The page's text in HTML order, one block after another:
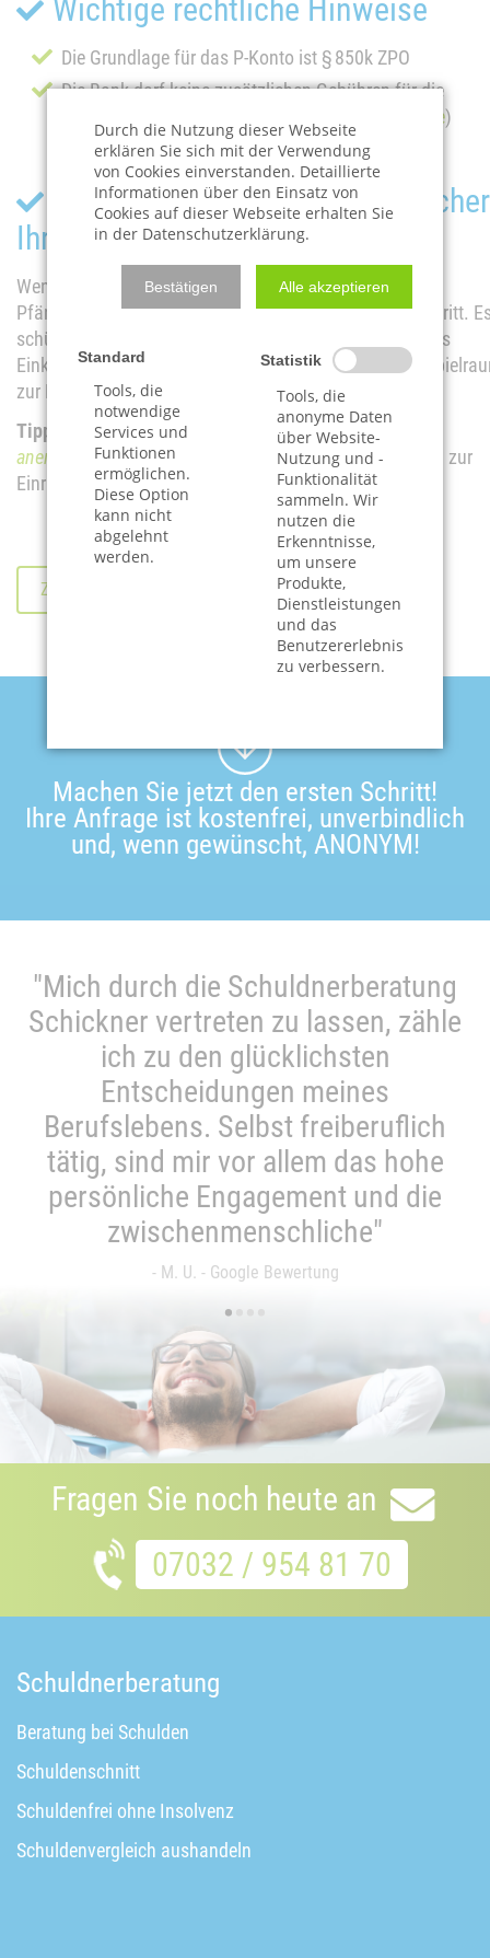
Wichtige rechtliche Hinweise
Die Grundlage für das P-Konto ist § 850k ZPO
Die Bank darf keine zusätzlichen Gebühren für die
Verbraucherzentrale)
Ein Pfändungsschutzkonto
Ihre Existenz
Wenn Sie von einer Pfändung betroffen sind, ist das
Pfändungsschutzkonto oft der erste und wichtigste Schritt.
schützt Sie zuverlässig vor dem kompletten Verlust Ihres
Einkommens und gibt Ihnen den nötigen finanziellen
zur Bewältigung des Alltags.
Tipp:
Vereinbaren Sie frühzeitig einen Termin mit einer
anerkannten Schuldnerberatungsstelle, wenn Sie Fragen zur
Einrichtung oder zu Freibeträgen haben.
ZURÜCK
Machen Sie jetzt den ersten Schritt!
Ihre Anfrage ist kostenfrei, unverbindlich
und, wenn gewünscht, ANONYM!
"Mich durch die Schuldnerberatung
Schickner vertreten zu lassen, zähle
ich zu den glücklichsten
Entscheidungen meines
Berufslebens. Selbst freiberuflich
tätig, sind mir vor allem das hohe
persönliche Engagement und die
zwischenmenschliche"
- M. U. - Google Bewertung
••••
Fragen Sie noch heute an
07032 / 954 81 70
Schuldnerberatung
Beratung bei Schulden
Schuldenschnitt
Schuldenfrei ohne Insolvenz
Schuldenvergleich aushandeln
Durch die Nutzung dieser Webseite
erklären Sie sich mit der Verwendung
von Cookies einverstanden. Detaillierte
Informationen über den Einsatz von
Cookies auf dieser Webseite erhalten Sie
in der Datenschutzerklärung.
Bestätigen Alle akzeptieren
Standard
Tools, die
notwendige
Services und
Funktionen
ermöglichen.
Diese Option
kann nicht
abgelehnt
werden.
Statistik
Tools, die
anonyme Daten
über Website-
Nutzung und -
Funktionalität
sammeln. Wir
nutzen die
Erkenntnisse,
um unsere
Produkte,
Dienstleistungen
und das
Benutzererlebnis
zu verbessern.